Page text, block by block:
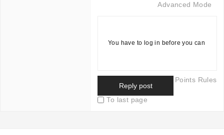
Advanced Mode
You have to log in before you can
reply 立即注册
Points Rules
Reply post
To last page